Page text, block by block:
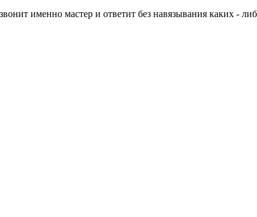
именно мастер и ответит без навязывания каких -